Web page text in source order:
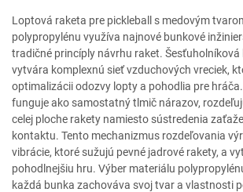
Loptová raketa pre pickleball s medovým
polypropylénu využíva najnové bunkové
tradičné princíply návrhu raket.
vytvára komplexnú sieť vzduchových vreciek,
optimalizácii odozvy lopty a pohodlia pre
funguje ako samostatný tlmič nárazov,
celej ploche rakety namiesto sústredenia
kontaktu. Tento mechanizmus rozdeľovania
vibrácie, ktoré sužujú pevné jadrové rakety, a
pohodlnejšiu hru. Výber materiálu
každá bunka zachováva svoj tvar a vlastnosti